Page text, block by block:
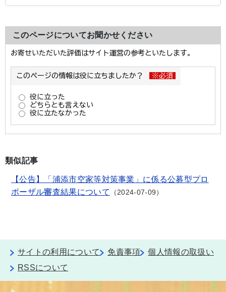
このページについてお聞かせください
類似記事
【公告】「浦添市空家等対策事業」に係る公募型プロ
ポーザル審査結果について
2024-07-09
サイトの利用について 免責事項
個人情報の取扱い
RSSについて